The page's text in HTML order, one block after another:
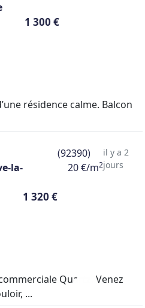
1 300 €
résidence calme. Balcon
la-
1 320 €
(92390)
20 €/m2
il y a 2
jours
Quartz. Venez
...